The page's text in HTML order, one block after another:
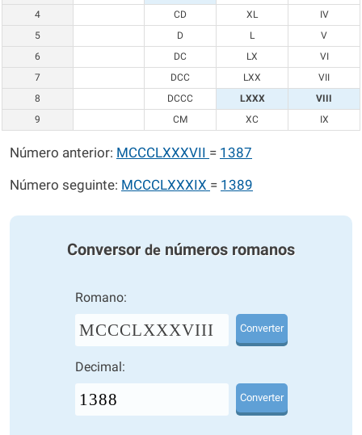
4
CD XL
IV
5
D L
V
6
DC LX
VI
7
DCC LXX
VII
8
DCCC LXXX
VIII
9
CM XC IX
Número anterior: MCCCLXXXVII = 1387
Número seguinte: MCCCLXXXIX = 1389
Conversor de números romanos
Romano:
MCCCLXXXVIII Converter
Decimal:
Converter